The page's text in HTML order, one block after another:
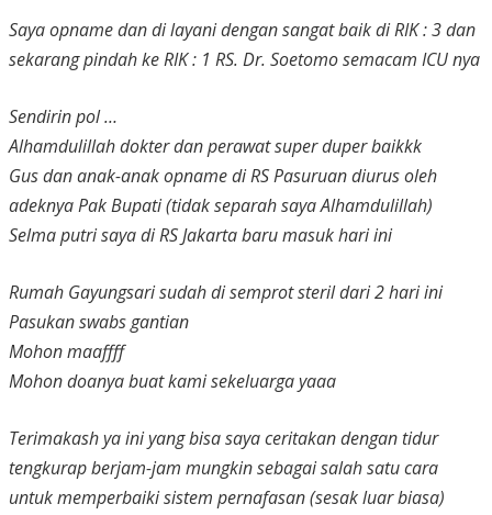
Saya opname dan di layani dengan sangat baik di RIK : 3 dan
sekarang pindah ke RIK : 1 RS. Dr. Soetomo semacam ICU nya
Sendirin pol …
Alhamdulillah dokter dan perawat super duper baikkk
Gus dan anak-anak opname di RS Pasuruan diurus oleh
adeknya Pak Bupati (tidak separah saya Alhamdulillah)
Selma putri saya di RS Jakarta baru masuk hari ini
Rumah Gayungsari sudah di semprot steril dari 2 hari ini
Pasukan swabs gantian
Mohon maaffff
Mohon doanya buat kami sekeluarga yaaa
Terimakash ya ini yang bisa saya ceritakan dengan tidur
tengkurap berjam-jam mungkin sebagai salah satu cara
untuk memperbaiki sistem pernafasan (sesak luar biasa)